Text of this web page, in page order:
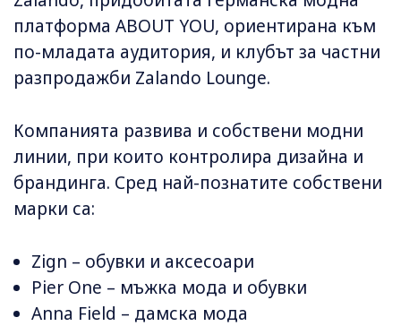
платформа ABOUT YOU, ориентирана към
по-младата аудитория, и клубът за частни
разпродажби Zalando Lounge.
Компанията развива и собствени модни
линии, при които контролира дизайна и
брандинга. Сред най-познатите собствени
марки са:
Zign – обувки и аксесоари
Pier One – мъжка мода и обувки
Anna Field – дамска мода